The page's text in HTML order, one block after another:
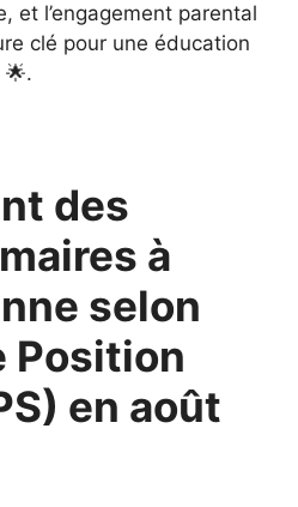
et l’engagement parental
clé pour une éducation
des
à
selon
Position
en août